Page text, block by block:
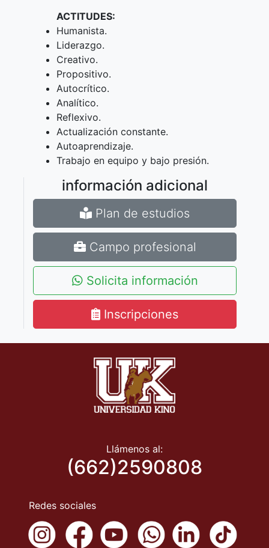
ACTITUDES:
Humanista.
Liderazgo.
Creativo.
Propositivo.
Autocrítico.
Analítico.
Reflexivo.
Actualización constante.
Autoaprendizaje.
Trabajo en equipo y bajo presión.
información adicional
Plan de estudios
Campo profesional
Solicita información
Inscripciones
Llámenos al:
(662)2590808
Redes sociales